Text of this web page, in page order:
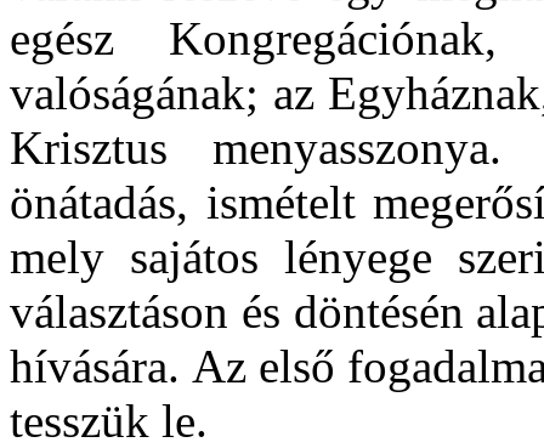
egész
valóságának; az
Krisztus
önátadás, ismételt
mely sajátos lényege
választáson és döntésén
hívására. Az első
tesszük le.